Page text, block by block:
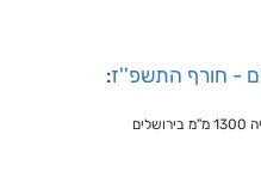
- חורף התשפ''ז: